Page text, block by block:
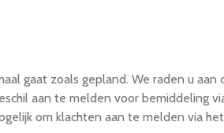
gaat zoals gepland. We raden u
aan te melden voor bemiddeling
om klachten aan te melden via